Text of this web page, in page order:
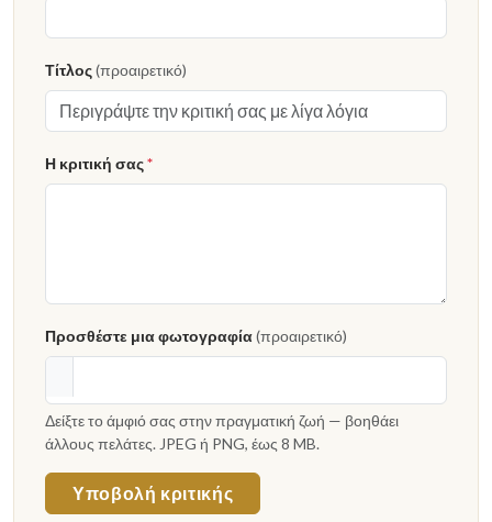
Τίτλος(προαιρετικό)
Η κριτική σας*
Προσθέστε μια φωτογραφία(προαιρετικό)
Δείξτε το άμφιό σας στην πραγματική ζωή — βοηθάει
άλλους πελάτες. JPEG ή PNG, έως 8 MB.
Υποβολή κριτικής